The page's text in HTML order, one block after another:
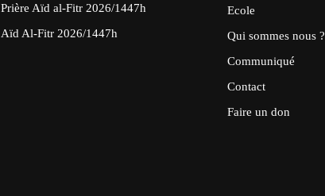
Prière Aïd al-Fitr 2026/1447h
Aïd Al-Fitr 2026/1447h
Ecole
Qui sommes nous ?
Communiqué
Contact
Faire un don